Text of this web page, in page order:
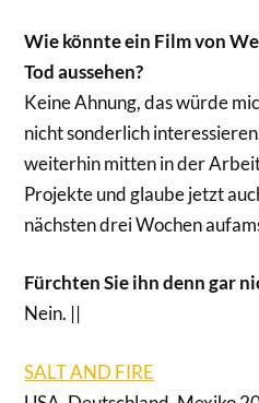
Wie könnte ein Film von
Tod aussehen?
Keine Ahnung, das würde
nicht sonderlich
weiterhin mitten in der
Projekte und glaube jetzt
nächsten drei Wochen
Fürchten Sie ihn denn gar
Nein. ||
SALT AND FIRE